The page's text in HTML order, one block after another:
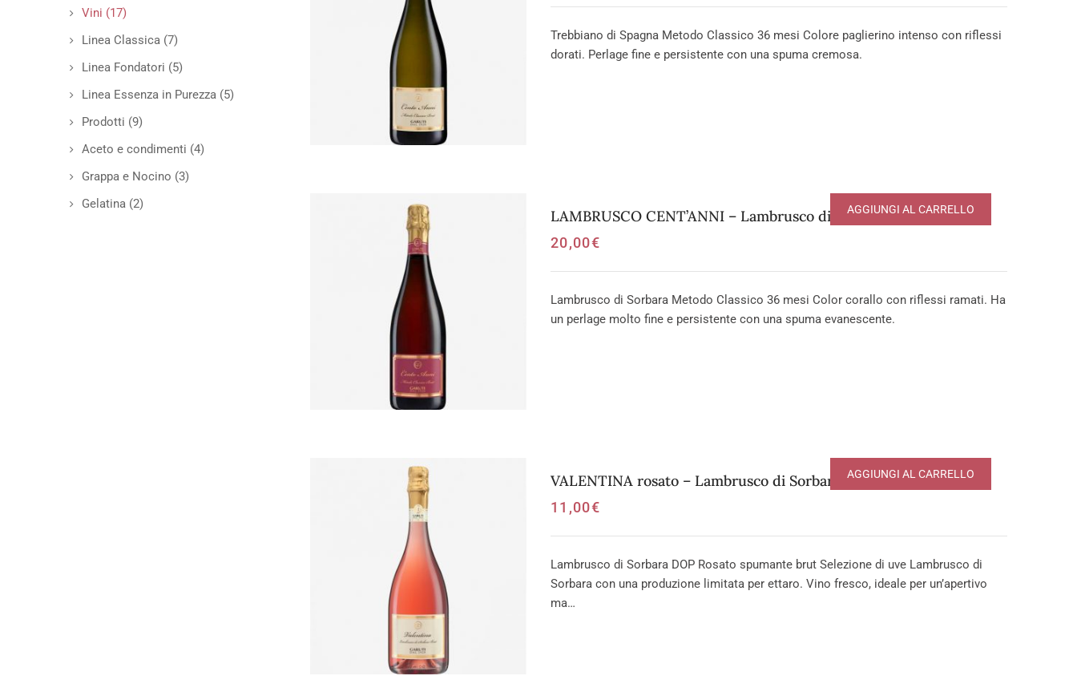
Vini (17)
Linea Classica (7)
Linea Fondatori (5)
Linea Essenza in Purezza (5)
Prodotti (9)
Aceto e condimenti (4)
Grappa e Nocino (3)
Gelatina (2)
Trebbiano di Spagna Metodo Classico 36 mesi Colore paglierino intenso con riflessi
dorati. Perlage fine e persistente con una spuma cremosa.
LAMBRUSCO CENT’ANNI – Lambrusco di Sorbara
20,00€
AGGIUNGI AL CARRELLO
Lambrusco di Sorbara Metodo Classico 36 mesi Color corallo con riflessi ramati. Ha
un perlage molto fine e persistente con una spuma evanescente.
VALENTINA rosato – Lambrusco di Sorbara DOP
11,00€
AGGIUNGI AL CARRELLO
Lambrusco di Sorbara DOP Rosato spumante brut Selezione di uve Lambrusco di
Sorbara con una produzione limitata per ettaro. Vino fresco, ideale per un’apertivo
ma…